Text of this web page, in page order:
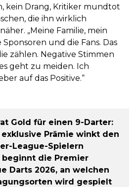
kein Drang, Kritiker mundtot
die ihn wirklich
„Meine Familie, mein
und die Fans. Das
zählen. Negative Stimmen
geht zu meiden. Ich
auf das Positive.“
Gold für einen 9-Darter:
exklusive Prämie winkt den
League-Spielern
beginnt die Premier
Darts 2026, an welchen
wird gespielt